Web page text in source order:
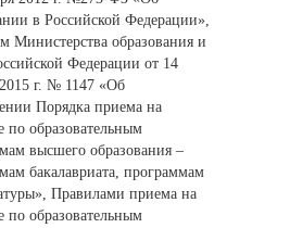
в Российской Федерации»,
Министерства образования и
Федерации от 14
г. № 1147 «Об
Порядка приема на
по образовательным
высшего образования –
бакалавриата, программам
Правилами приема на
по образовательным